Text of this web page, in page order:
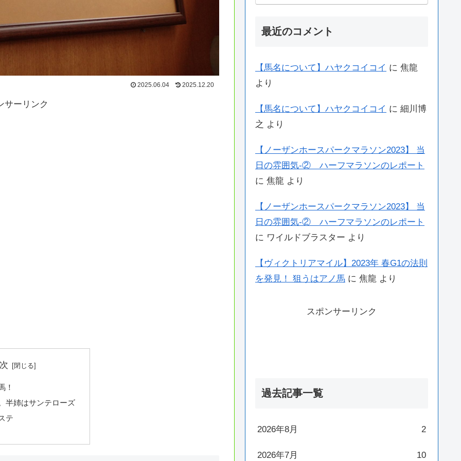
2025.06.04 2025.12.20
サーリンク
！
半姉はサンテローズ
テ
最近のコメント
【馬名について】ハヤクコイコイ に 焦龍
より
【馬名について】ハヤクコイコイ に 細川博
之 より
【ノーザンホースパークマラソン2023】 当
日の雰囲気-② ハーフマラソンのレポート
に 焦龍 より
【ノーザンホースパークマラソン2023】 当
日の雰囲気-② ハーフマラソンのレポート
に ワイルドブラスター より
【ヴィクトリアマイル】2023年 春G1の法則
を発見！ 狙うはアノ馬 に 焦龍 より
スポンサーリンク
過去記事一覧
2026年8月 2
2026年7月 10